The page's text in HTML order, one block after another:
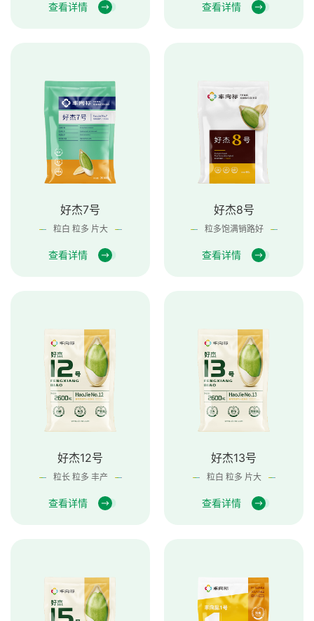
查看详情 查看详情
好杰7号
粒白 粒多 片大
查看详情
好杰8号
粒多饱满销路好
查看详情
好杰12号
粒长 粒多 丰产
查看详情
好杰13号
粒白 粒多 片大
查看详情